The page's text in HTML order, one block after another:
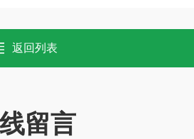
返回列表
留言